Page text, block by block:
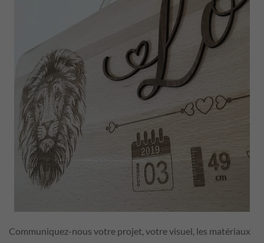
Communiquez-nous votre projet, votre visuel, les matériaux